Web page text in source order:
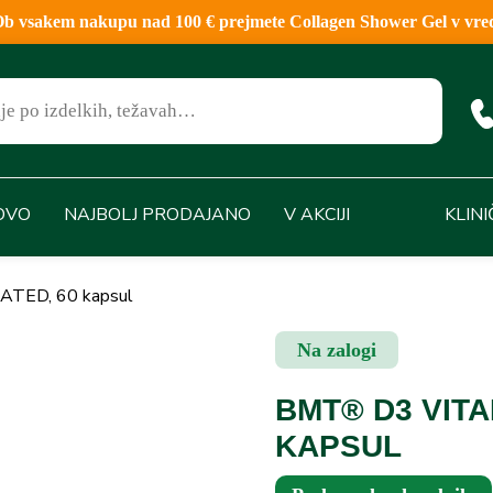
nakupu nad 100 € prejmete Collagen Shower Gel v
NAJBOLJ PRODAJANO V AKCIJI
60 kapsul
Na zalogi
BMT® D3
KAPSUL